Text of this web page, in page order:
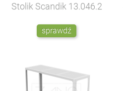
Stolik Scandik 13.046.2
sprawdź